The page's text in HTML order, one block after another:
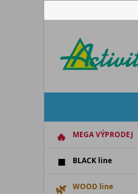
MEGA VÝPRODEJ
BLACK line
WOOD line